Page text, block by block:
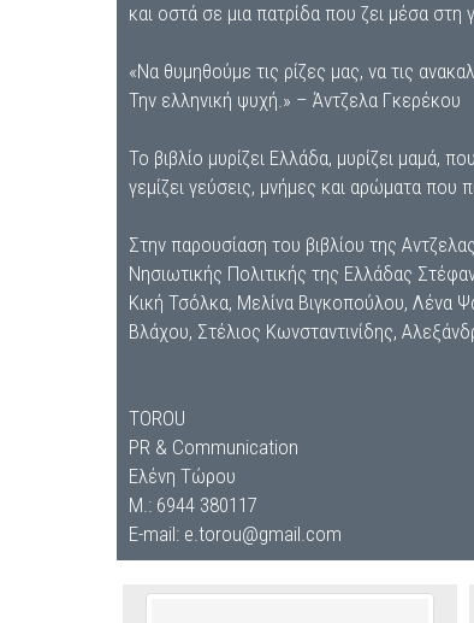
και οστά σε μια πατρίδα που ζει μέσα στη
«Να θυμηθούμε τις ρίζες μας, να τις
Την ελληνική ψυχή.» – Άντζελα Γκερέκου
Το βιβλίο μυρίζει Ελλάδα, μυρίζει μαμά,
γεμίζει γεύσεις, μνήμες και αρώματα που
Στην παρουσίαση του βιβλίου της
Νησιωτικής Πολιτικής της Ελλάδας
Κική Τσόλκα, Μελίνα Βιγκοπούλου, Λένα
Βλάχου, Στέλιος Κωνσταντινίδης,
TOROU
PR & Communication
Ελένη Τώρου
Μ.: 6944 380117
E-mail: e.torou@gmail.com